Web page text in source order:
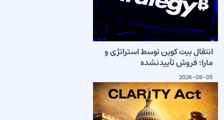
انتقال بیت کوین توسط استراتژی و
مارا؛ فروش تأییدنشده
2026-08-05